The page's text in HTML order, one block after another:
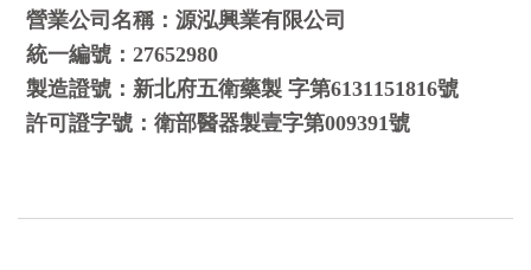
營業公司名稱：源泓興業有限公司
統一編號：27652980
製造證號：新北府五衛藥製 字第6131151816號
許可證字號：衛部醫器製壹字第009391號